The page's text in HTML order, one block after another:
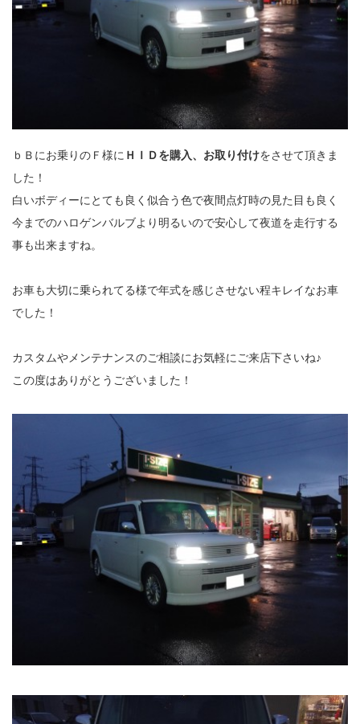
ｂＢにお乗りのＦ様に ＨＩＤを購入、お取り付けをさせて頂きま
した！
白いボディーにとても良く似合う色で夜間点灯時の見た目も良く
今までのハロゲンバルブより明るいので安心して夜道を走行する
事も出来ますね。
お車も大切に乗られてる様で年式を感じさせない程キレイなお車
でした！
カスタムやメンテナンスのご相談にお気軽にご来店下さいね♪
この度はありがとうございました！